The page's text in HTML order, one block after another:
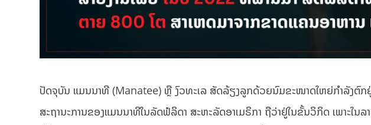
ປັດຈຸບັນ ແມນນາທີ (Manatee) ຫຼື ງົວທະເລ ສັດລ້ຽງລູກດ້ວຍນົມຂະໜາດໃຫຍ່ກຳລັງຕົກ
ສະຖານະການຂອງແມນນາທີໃນລັດຟໍລິດາ ສະຫະລັດອາເມຣິກາ ຖືວ່າຢູ່ໃນຂັ້ນວິກິດ ເພາະໃນ